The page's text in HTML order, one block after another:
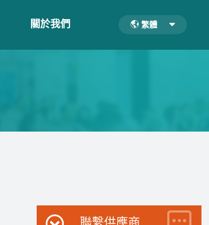
關於我們 繁體